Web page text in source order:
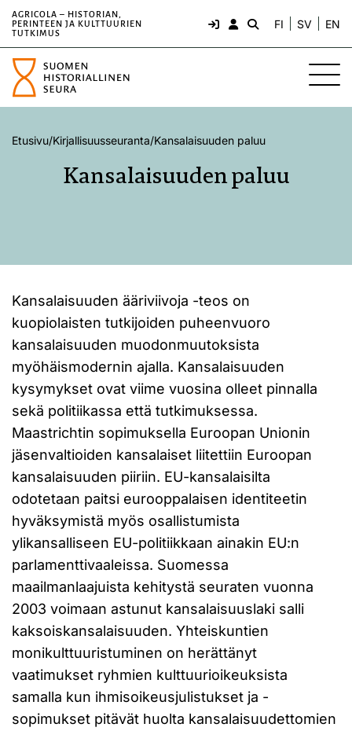
AGRICOLA – HISTORIAN,
PERINTEEN JA KULTTUURIEN
TUTKIMUS
FI SV EN
Etusivu/Kirjallisuusseuranta/Kansalaisuuden paluu
Kansalaisuuden paluu
Kansalaisuuden ääriviivoja -teos on
kuopiolaisten tutkijoiden puheenvuoro
kansalaisuuden muodonmuutoksista
myöhäismodernin ajalla. Kansalaisuuden
kysymykset ovat viime vuosina olleet pinnalla
sekä politiikassa että tutkimuksessa.
Maastrichtin sopimuksella Euroopan Unionin
jäsenvaltioiden kansalaiset liitettiin Euroopan
kansalaisuuden piiriin. EU-kansalaisilta
odotetaan paitsi eurooppalaisen identiteetin
hyväksymistä myös osallistumista
ylikansalliseen EU-politiikkaan ainakin EU:n
parlamenttivaaleissa. Suomessa
maailmanlaajuista kehitystä seuraten vuonna
2003 voimaan astunut kansalaisuuslaki salli
kaksoiskansalaisuuden. Yhteiskuntien
monikulttuuristuminen on herättänyt
vaatimukset ryhmien kulttuurioikeuksista
samalla kun ihmisoikeusjulistukset ja -
sopimukset pitävät huolta kansalaisuudettomien